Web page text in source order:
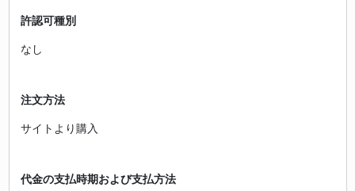
許認可種別
なし
注文方法
サイトより購入
代金の支払時期および支払方法